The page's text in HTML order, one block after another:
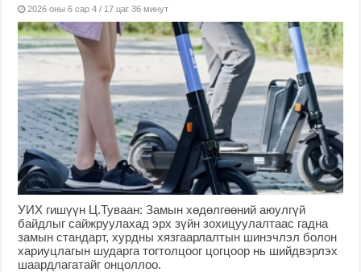
2026 оны 6 сар 4 / 17 цаг 36 минут
УИХ гишүүн Ц.Туваан: Замын хөдөлгөөний аюулгүй
байдлыг сайжруулахад эрх зүйн зохицуулалтаас гадна
замын стандарт, хурдны хязгаарлалтын шинэчлэл болон
хариуцлагын шударга тогтолцоог цогцоор нь шийдвэрлэх
шаардлагатайг онцоллоо.